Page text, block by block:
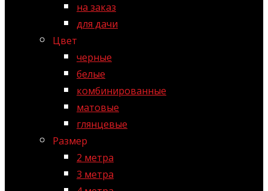
на заказ
для дачи
Цвет
черные
белые
комбинированные
матовые
глянцевые
Размер
2 метра
3 метра